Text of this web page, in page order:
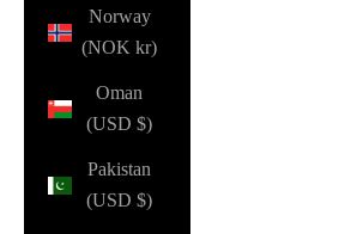
Norway
(NOK kr)
Oman
(USD $)
Pakistan
(USD $)